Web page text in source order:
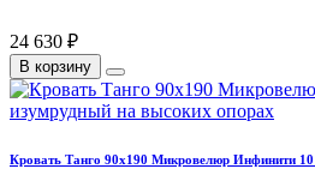
24 630 ₽
В корзину
Кровать Танго 90х190 Микровелюр Инфинити